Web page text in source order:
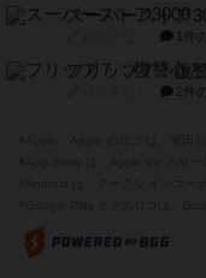
スーパーストア
1件
フリップ７：復
2件